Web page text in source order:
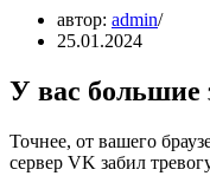
автор: admin
25.01.2024
У вас большие
Точнее, от вашего
сервер VK забил